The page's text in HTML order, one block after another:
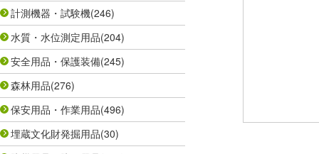
計測機器・試験機(246)
水質・水位測定用品(204)
安全用品・保護装備(245)
森林用品(276)
保安用品・作業用品(496)
埋蔵文化財発掘用品(30)